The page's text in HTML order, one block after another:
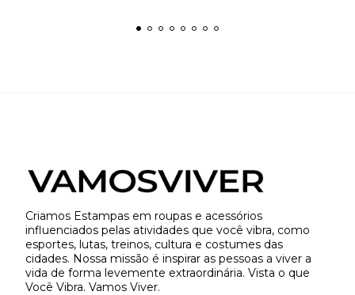
Criamos Estampas em roupas e acessórios
influenciados pelas atividades que você vibra, como
esportes, lutas, treinos, cultura e costumes das
cidades. Nossa missão é inspirar as pessoas a viver a
vida de forma levemente extraordinária. Vista o que
Você Vibra. Vamos Viver.